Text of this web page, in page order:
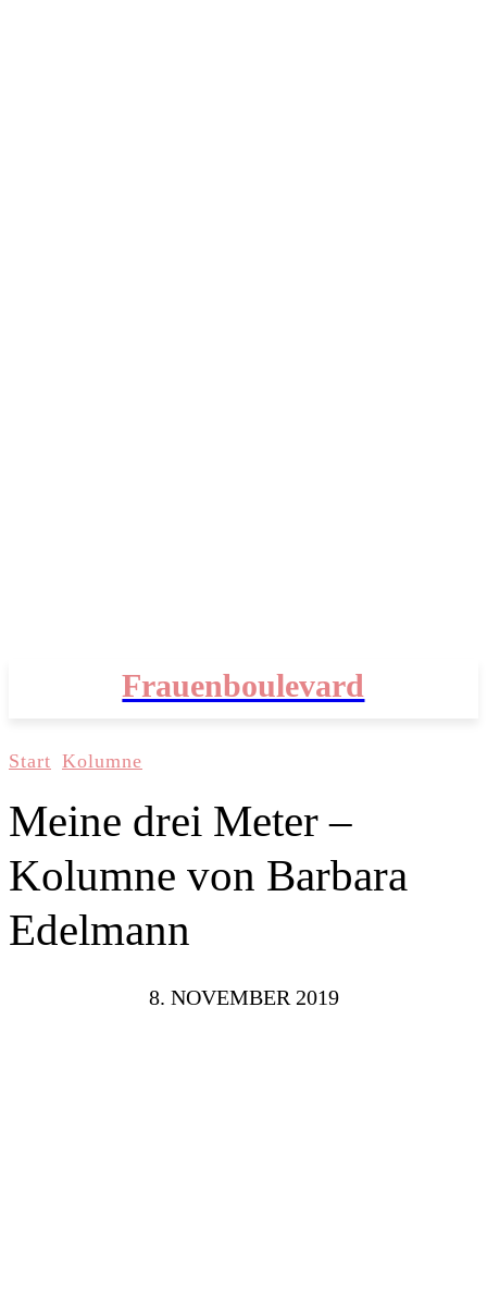
Frauenboulevard
Start Kolumne
Meine drei Meter –
Kolumne von Barbara
Edelmann
8. NOVEMBER 2019